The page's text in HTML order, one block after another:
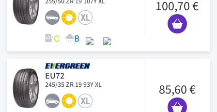
100,70 €
EU72
245/35 ZR 19 93Y XL 85,60 €